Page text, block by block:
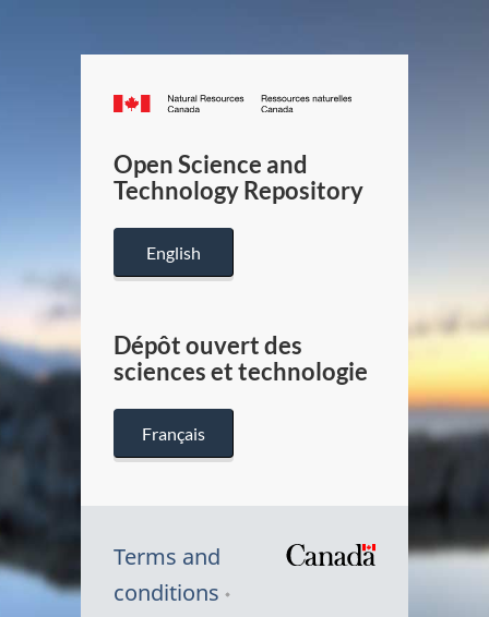
Canada.ca
/
Canada
Open Science and
Technology Repository
English
Dépôt ouvert des
sciences et technologie
Français
Terms and
conditions